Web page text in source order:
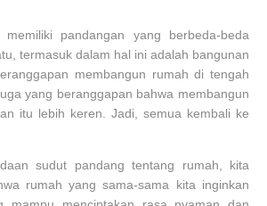
pandangan yang berbeda-beda
termasuk dalam hal ini adalah bangunan
membangun rumah di tengah
yang beranggapan bahwa membangun
itu lebih keren. Jadi, semua kembali ke
sudut pandang tentang rumah, kita
rumah yang sama-sama kita inginkan